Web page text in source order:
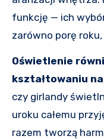
funkcję — ich
zarówno porę
Oświetlenie
kształtowaniu
czy girlandy
uroku całemu
razem tworzą